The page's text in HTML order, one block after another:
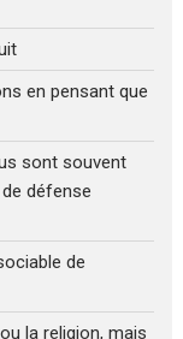
en pensant que
sont souvent
défense
de
la religion, mais